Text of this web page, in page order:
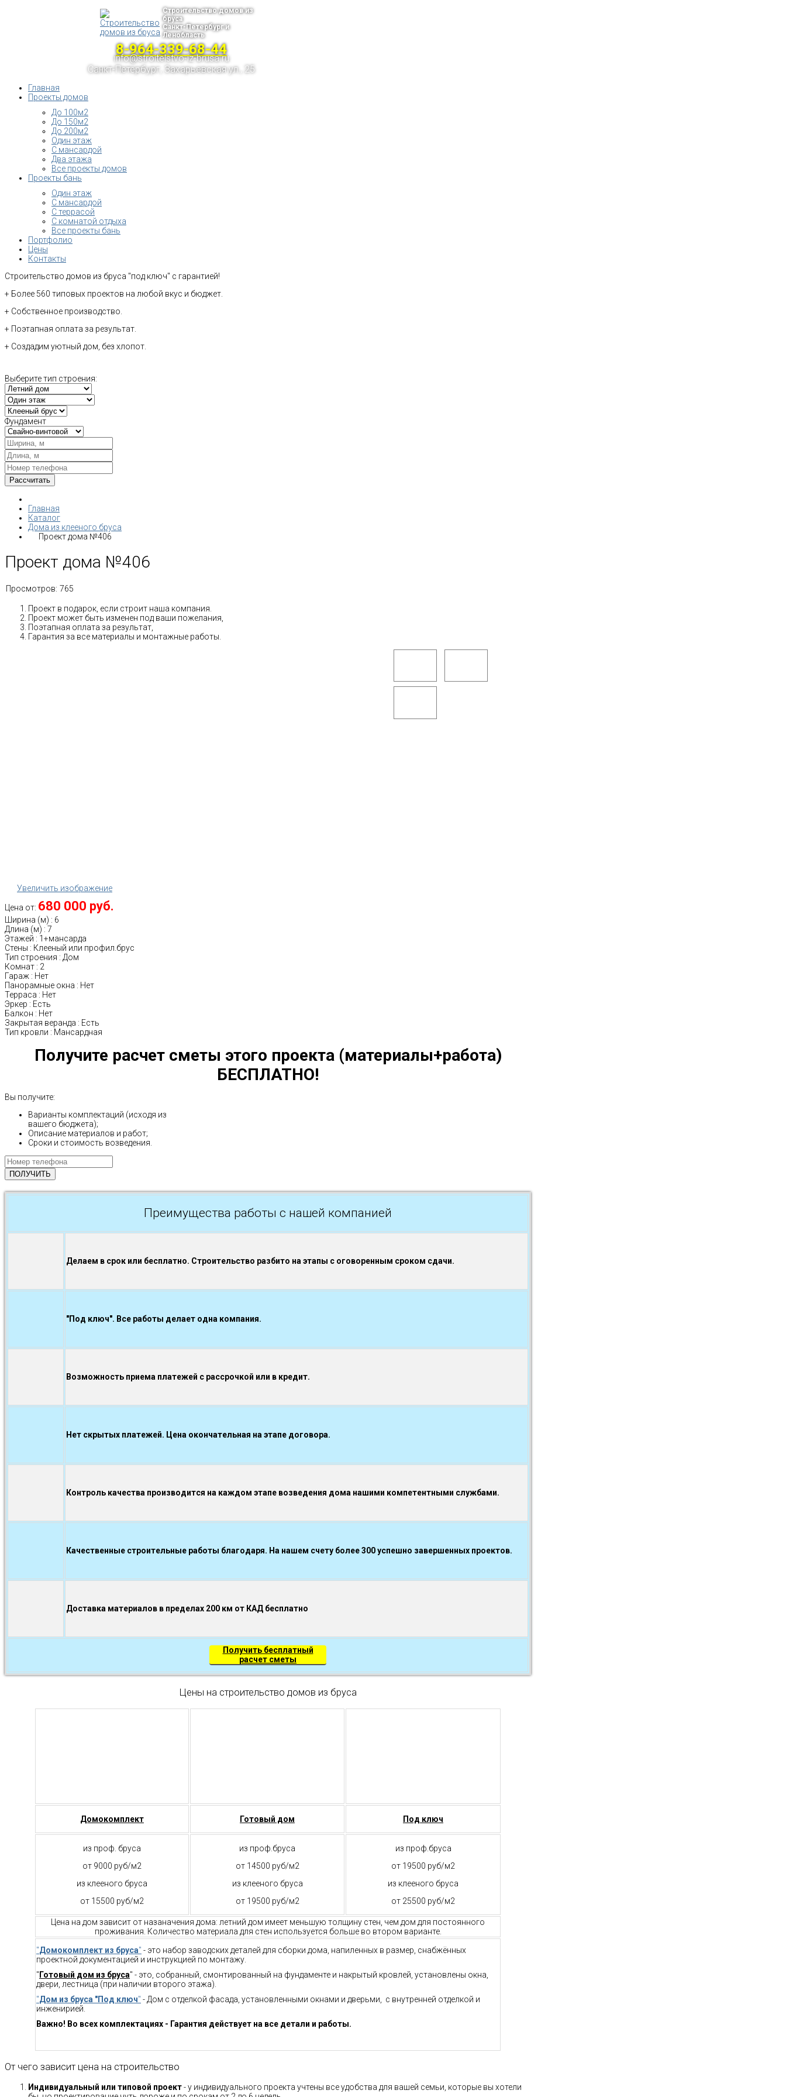
Строительство домов из
бруса
Санкт-Петербург и
Ленобласть
8-964-339-68-44
info@stroitelstvo-iz-brusa.ru
Санкт-Петербург, Захарьевская ул., 25
Главная
Проекты домов
До 100м2
До 150м2
До 200м2
Один этаж
С мансардой
Два этажа
Все проекты домов
Проекты бань
Один этаж
С мансардой
С террасой
С комнатой отдыха
Все проекты бань
Портфолио
Цены
Контакты
Строительство домов из бруса "под ключ" с гарантией!
+ Более 560 типовых проектов на любой вкус и бюджет.
+ Собственное производство.
+ Поэтапная оплата за результат.
+ Создадим уютный дом, без хлопот.
Выберите тип строения:
Фундамент
Главная
Каталог
Дома из клееного бруса
Проект дома №406
Проект дома №406
Просмотров: 765
Проект в подарок, если строит наша компания.
Проект может быть изменен под ваши пожелания,
Поэтапная оплата за результат,
Гарантия за все материалы и монтажные работы.
Увеличить изображение
Цена от: 680 000 руб.
Ширина (м) : 6
Длина (м) : 7
Этажей : 1+мансарда
Стены : Клееный или профил.брус
Тип строения : Дом
Комнат : 2
Гараж : Нет
Панорамные окна : Нет
Терраса : Нет
Эркер : Есть
Балкон : Нет
Закрытая веранда : Есть
Тип кровли : Мансардная
Получите расчет сметы этого проекта (материалы+работа)
БЕСПЛАТНО!
Вы получите:
Варианты комплектаций (исходя из
вашего бюджета);
Описание материалов и работ;
Сроки и стоимость возведения.
Преимущества работы с нашей компанией
Делаем в срок или бесплатно. Строительство разбито на этапы с оговоренным сроком сдачи.
"Под ключ". Все работы делает одна компания.
Возможность приема платежей с рассрочкой или в кредит.
Нет скрытых платежей. Цена окончательная на этапе договора.
Контроль качества производится на каждом этапе возведения дома нашими компетентными службами.
Качественные строительные работы благодаря. На нашем счету более 300 успешно завершенных проектов.
Доставка материалов в пределах 200 км от КАД бесплатно
Получить бесплатный
расчет сметы
Цены на строительство домов из бруса
Домокомплект Готовый дом Под ключ
из проф. бруса
от 9000 руб/м2
из клееного бруса
от 15500 руб/м2
из проф.бруса
от 14500 руб/м2
из клееного бруса
от 19500 руб/м2
из проф.бруса
от 19500 руб/м2
из клееного бруса
от 25500 руб/м2
Цена на дом зависит от назаначения дома: летний дом имеет меньшую толщину стен, чем дом для постоянного
проживания. Количество материала для стен используется больше во втором варианте.
"Домокомплект из бруса" - это набор заводских деталей для сборки дома, напиленных в размер, снабжённых
проектной документацией и инструкцией по монтажу.
" Готовый дом из бруса" - это, собранный, смонтированный на фундаменте и накрытый кровлей, установлены окна,
двери, лестница (при наличии второго этажа).
"Дом из бруса "Под ключ" - Дом с отделкой фасада, установленными окнами и дверьми, с внутренней отделкой и
инженирией.
Важно! Во всех комплектациях - Гарантия действует на все детали и работы.
От чего зависит цена на строительство
Индивидуальный или типовой проект- у индивидуального проекта учтены все удобства для вашей семьи, которые вы хотели